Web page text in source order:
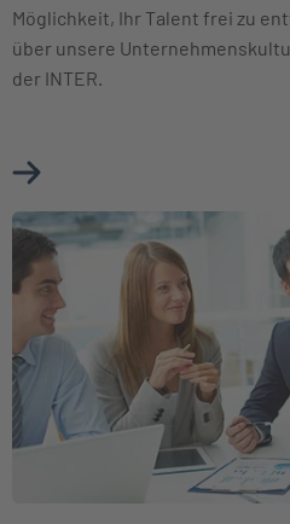
Möglichkeit, Ihr Talent frei zu
über unsere
der INTER.
Mehr über Die INTER als
Weiter zu Karriere bei der BKM